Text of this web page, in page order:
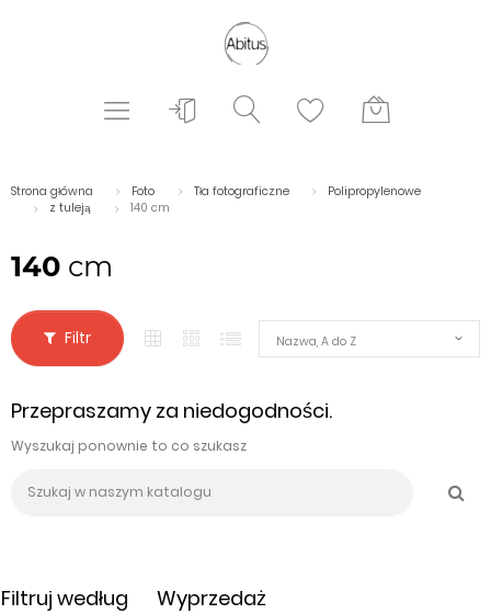
Strona główna Foto Tła fotograficzne
Polipropylenowe
z tuleją
140 cm
140 cm
Filtr Nazwa, A do Z
Przepraszamy za niedogodności.
Wyszukaj ponownie to co szukasz
Filtruj według Wyprzedaż